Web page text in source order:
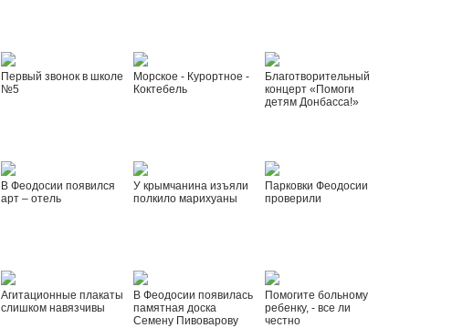
Первый звонок в школе
№5
Морское - Курортное -
Коктебель
Благотворительный
концерт «Помоги
детям Донбасса!»
В Феодосии появился
арт – отель
У крымчанина изъяли
полкило марихуаны
Парковки Феодосии
проверили
Агитационные плакаты
слишком навязчивы
В Феодосии появилась
памятная доска
Семену Пивоварову
Помогите больному
ребенку, - все ли
честно